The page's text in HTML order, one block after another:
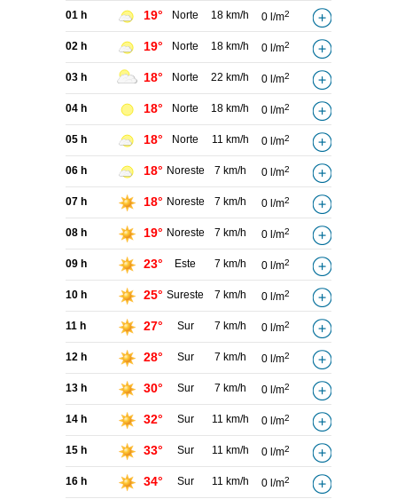
01 h 19° Norte 18 km/h 0 l/m2
02 h 19° Norte 18 km/h 0 l/m2
03 h 18° Norte 22 km/h 0 l/m2
04 h 18° Norte 18 km/h 0 l/m2
05 h 18° Norte 11 km/h 0 l/m2
06 h 18° Noreste 7 km/h 0 l/m2
07 h 18° Noreste 7 km/h 0 l/m2
08 h 19° Noreste 7 km/h 0 l/m2
09 h 23° Este 7 km/h 0 l/m2
10 h 25° Sureste 7 km/h 0 l/m2
11 h 27° Sur 7 km/h 0 l/m2
12 h 28° Sur 7 km/h 0 l/m2
13 h 30° Sur 7 km/h 0 l/m2
14 h 32° Sur 11 km/h 0 l/m2
15 h 33° Sur 11 km/h 0 l/m2
16 h 34° Sur 11 km/h 0 l/m2